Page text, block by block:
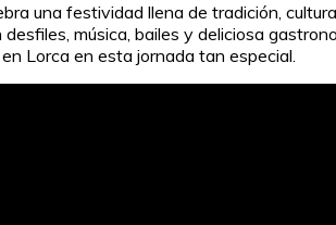
una festividad llena de tradición,
desfiles, música, bailes y deliciosa
Lorca en esta jornada tan especial.